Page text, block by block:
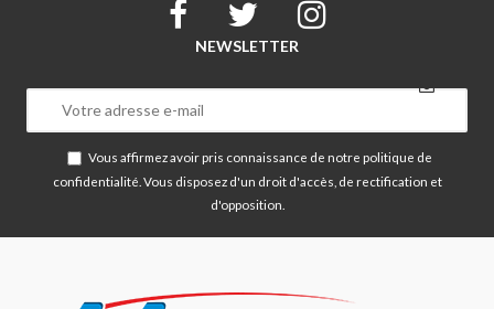
NEWSLETTER
Vous affirmez avoir pris connaissance de notre politique de
confidentialité . Vous disposez d'un droit d'accès, de rectification et
d'opposition.